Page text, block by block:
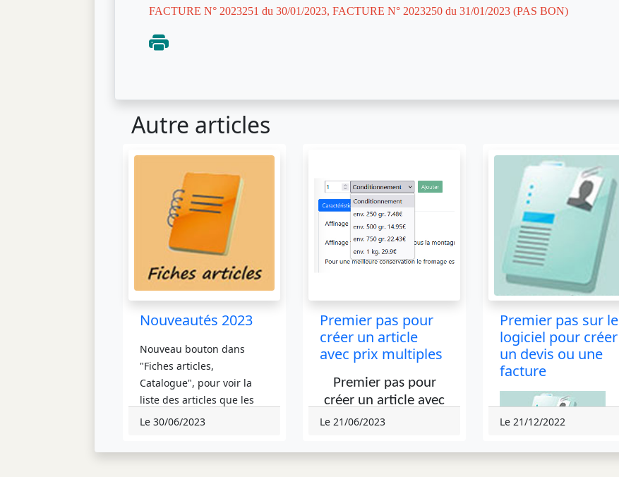
FACTURE N° 2023251 du 30/01/2023, FACTURE N° 2023250 du 31/01/2023 (PAS BON)
Autre articles
Nouveautés 2023
Nouveau bouton dans
"Fiches articles,
Catalogue", pour voir la
liste des articles que les
internautes ne voient pas
Le 30/06/2023
Premier pas pour
créer un article
avec prix multiples
Premier pas pour
créer un article avec
prix multiples. (ex.
Le 21/06/2023
Premier pas sur le
logiciel pour créer
un devis ou une
facture
Le 21/12/2022